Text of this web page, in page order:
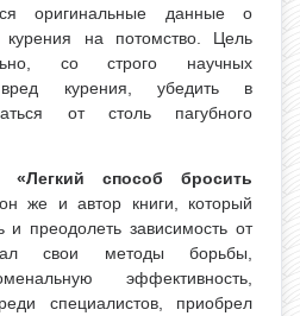
оригинальные данные о
курения на потомство. Цель
со строго научных
вред курения, убедить в
от столь пагубного
способ бросить
же и автор книги, который
преодолеть зависимость от
свои методы борьбы,
эффективность,
специалистов, приобрел